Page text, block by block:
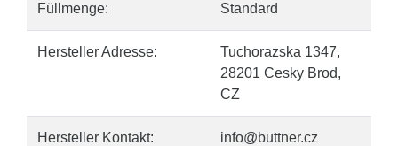
Füllmenge: Standard
Hersteller Adresse:
Tuchorazska 1347,
28201 Cesky Brod,
CZ
Hersteller Kontakt: info@buttner.cz